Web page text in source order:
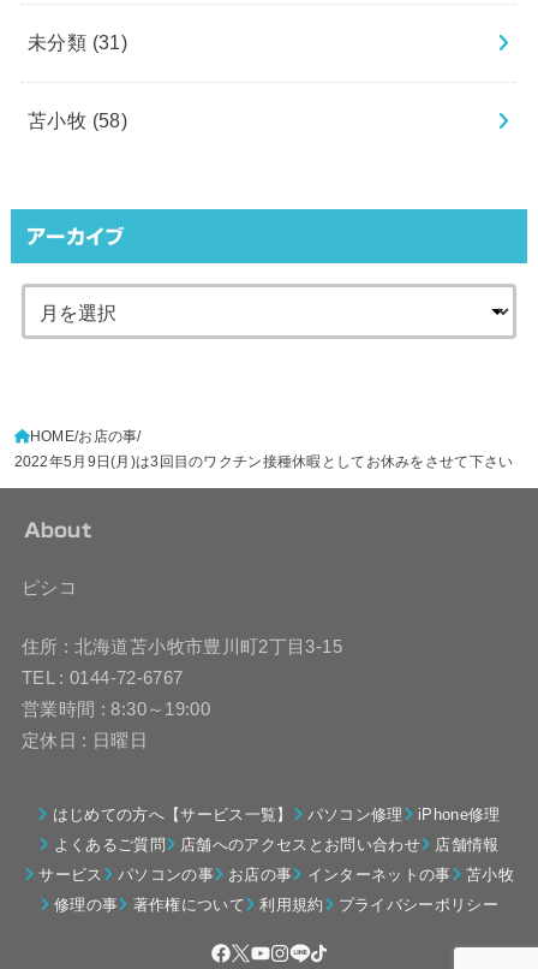
未分類 (31)
苫小牧 (58)
アーカイブ
HOME お店の事
2022年5月9日(月)は3回目のワクチン接種休暇としてお休みをさせて下さい
About
ピシコ
住所 : 北海道苫小牧市豊川町2丁目3-15
TEL : 0144-72-6767
営業時間 : 8:30～19:00
定休日 : 日曜日
はじめての方へ【サービス一覧】 パソコン修理
iPhone修理
よくあるご質問
店舗へのアクセスとお問い合わせ
店舗情報
サービス
パソコンの事 お店の事 インターネットの事
苫小牧
修理の事
著作権について 利用規約 プライバシーポリシー